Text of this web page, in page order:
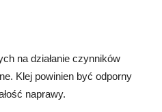
na działanie czynników
Klej powinien być odporny
naprawy.